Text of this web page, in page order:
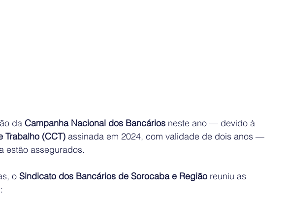
da Campanha Nacional dos Bancários neste ano — devido à
Trabalho (CCT) assinada em 2024, com validade de dois anos —
estão assegurados.
o Sindicato dos Bancários de Sorocaba e Região reuniu as